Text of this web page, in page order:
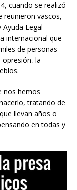
cuando se realizó
reunieron vascos,
Ayuda Legal
internacional que
de personas
opresión, la
nos hemos
tratando de
llevan años o
en todas y